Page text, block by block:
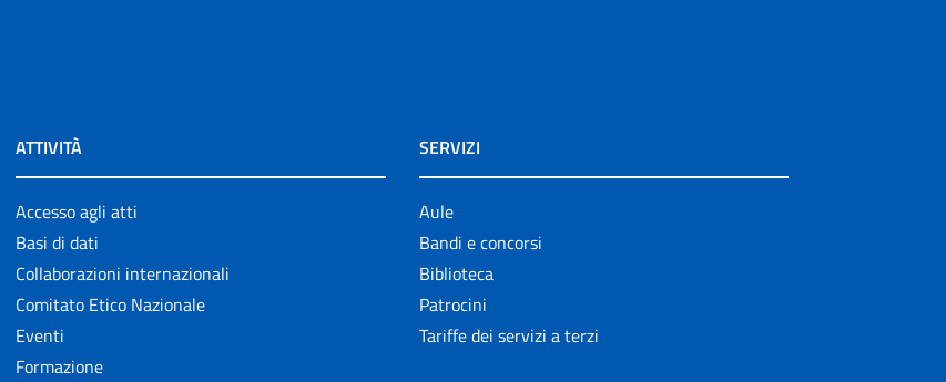
ATTIVITÀ
Accesso agli atti
Basi di dati
Collaborazioni internazionali
Comitato Etico Nazionale
Eventi
Formazione
SERVIZI
Aule
Bandi e concorsi
Biblioteca
Patrocini
Tariffe dei servizi a terzi